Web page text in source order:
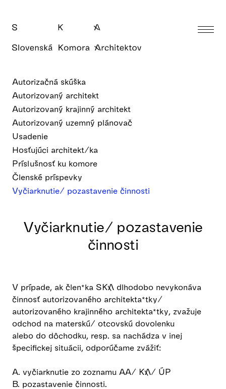
Autorizačná skúška
Autorizovaný architekt
Autorizovaný krajinný architekt
Autorizovaný uzemný plánovač
Usadenie
Hosťujúci architekt/ka
Príslušnosť ku komore
Členské príspevky
Vyčiarknutie/ pozastavenie činnosti
Vyčiarknutie/ pozastavenie
činnosti
V prípade, ak člen*ka SKA dlhodobo nevykonáva
činnosť autorizovaného architekta*tky/
autorizovaného krajinného architekta*tky, zvažuje
odchod na materskú/ otcovskú dovolenku
alebo do dôchodku, resp. sa nachádza v inej
špecifickej situácii, odporúčame zvážiť:
A. vyčiarknutie zo zoznamu AA/ KA/ ÚP
B. pozastavenie činnosti.